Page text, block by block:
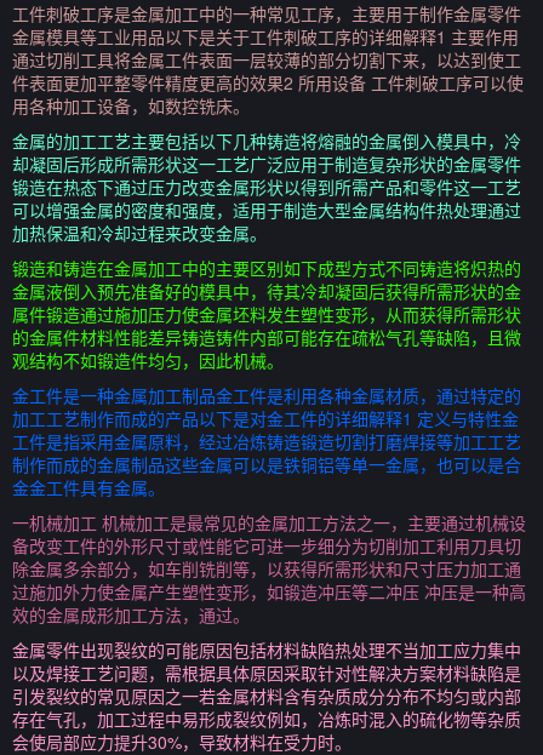
工件刺破工序是金属加工中的一种常见工序，主要用于制作金属零件
金属模具等工业用品以下是关于工件刺破工序的详细解释1 主要作用
通过切削工具将金属工件表面一层较薄的部分切割下来，以达到使工
件表面更加平整零件精度更高的效果2 所用设备 工件刺破工序可以使
用各种加工设备，如数控铣床。
金属的加工工艺主要包括以下几种铸造将熔融的金属倒入模具中，冷
却凝固后形成所需形状这一工艺广泛应用于制造复杂形状的金属零件
锻造在热态下通过压力改变金属形状以得到所需产品和零件这一工艺
可以增强金属的密度和强度，适用于制造大型金属结构件热处理通过
加热保温和冷却过程来改变金属。
锻造和铸造在金属加工中的主要区别如下成型方式不同铸造将炽热的
金属液倒入预先准备好的模具中，待其冷却凝固后获得所需形状的金
属件锻造通过施加压力使金属坯料发生塑性变形，从而获得所需形状
的金属件材料性能差异铸造铸件内部可能存在疏松气孔等缺陷，且微
观结构不如锻造件均匀，因此机械。
金工件是一种金属加工制品金工件是利用各种金属材质，通过特定的
加工工艺制作而成的产品以下是对金工件的详细解释1 定义与特性金
工件是指采用金属原料，经过冶炼铸造锻造切割打磨焊接等加工工艺
制作而成的金属制品这些金属可以是铁铜铝等单一金属，也可以是合
金金工件具有金属。
一机械加工 机械加工是最常见的金属加工方法之一，主要通过机械设
备改变工件的外形尺寸或性能它可进一步细分为切削加工利用刀具切
除金属多余部分，如车削铣削等，以获得所需形状和尺寸压力加工通
过施加外力使金属产生塑性变形，如锻造冲压等二冲压 冲压是一种高
效的金属成形加工方法，通过。
金属零件出现裂纹的可能原因包括材料缺陷热处理不当加工应力集中
以及焊接工艺问题，需根据具体原因采取针对性解决方案材料缺陷是
引发裂纹的常见原因之一若金属材料含有杂质成分分布不均匀或内部
存在气孔，加工过程中易形成裂纹例如，冶炼时混入的硫化物等杂质
会使局部应力提升30%，导致材料在受力时。